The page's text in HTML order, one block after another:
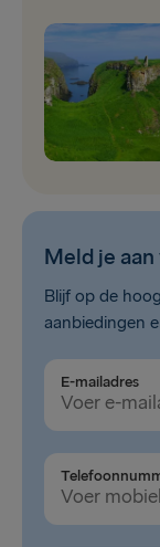
Meld je
Blijf op de
aanbiedingen
E-mailadres